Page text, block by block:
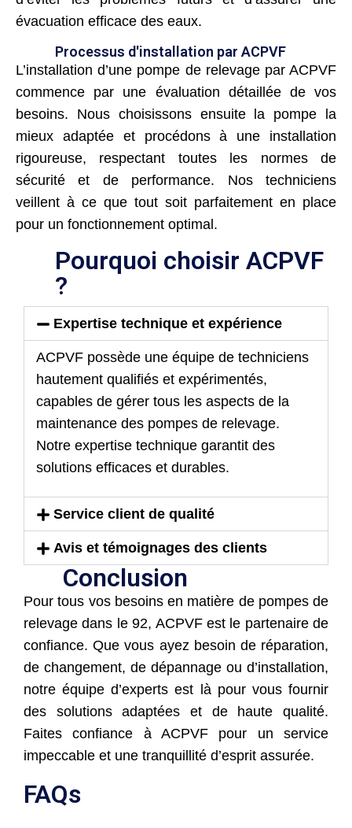
évacuation efficace des eaux.
Processus d'installation par ACPVF
L’installation d’une pompe de relevage par ACPVF
commence par une évaluation détaillée de vos
besoins. Nous choisissons ensuite la pompe la
mieux adaptée et procédons à une installation
rigoureuse, respectant toutes les normes de
sécurité et de performance. Nos techniciens
veillent à ce que tout soit parfaitement en place
pour un fonctionnement optimal.
Pourquoi choisir ACPVF
?
Expertise technique et expérience
ACPVF possède une équipe de techniciens
hautement qualifiés et expérimentés,
capables de gérer tous les aspects de la
maintenance des pompes de relevage.
Notre expertise technique garantit des
solutions efficaces et durables.
Service client de qualité
Avis et témoignages des clients
Conclusion
Pour tous vos besoins en matière de pompes de
relevage dans le 92, ACPVF est le partenaire de
confiance. Que vous ayez besoin de réparation,
de changement, de dépannage ou d’installation,
notre équipe d’experts est là pour vous fournir
des solutions adaptées et de haute qualité.
Faites confiance à ACPVF pour un service
impeccable et une tranquillité d’esprit assurée.
FAQs